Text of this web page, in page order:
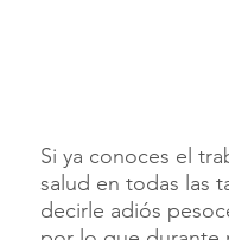
Si ya conoces el
salud en todas las
decirle adiós